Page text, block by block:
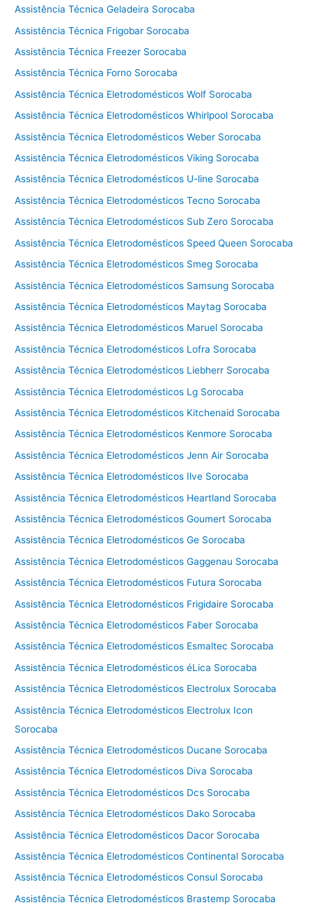
Assistência Técnica Geladeira Sorocaba
Assistência Técnica Frigobar Sorocaba
Assistência Técnica Freezer Sorocaba
Assistência Técnica Forno Sorocaba
Assistência Técnica Eletrodomésticos Wolf Sorocaba
Assistência Técnica Eletrodomésticos Whirlpool Sorocaba
Assistência Técnica Eletrodomésticos Weber Sorocaba
Assistência Técnica Eletrodomésticos Viking Sorocaba
Assistência Técnica Eletrodomésticos U-line Sorocaba
Assistência Técnica Eletrodomésticos Tecno Sorocaba
Assistência Técnica Eletrodomésticos Sub Zero Sorocaba
Assistência Técnica Eletrodomésticos Speed Queen Sorocaba
Assistência Técnica Eletrodomésticos Smeg Sorocaba
Assistência Técnica Eletrodomésticos Samsung Sorocaba
Assistência Técnica Eletrodomésticos Maytag Sorocaba
Assistência Técnica Eletrodomésticos Maruel Sorocaba
Assistência Técnica Eletrodomésticos Lofra Sorocaba
Assistência Técnica Eletrodomésticos Liebherr Sorocaba
Assistência Técnica Eletrodomésticos Lg Sorocaba
Assistência Técnica Eletrodomésticos Kitchenaid Sorocaba
Assistência Técnica Eletrodomésticos Kenmore Sorocaba
Assistência Técnica Eletrodomésticos Jenn Air Sorocaba
Assistência Técnica Eletrodomésticos Ilve Sorocaba
Assistência Técnica Eletrodomésticos Heartland Sorocaba
Assistência Técnica Eletrodomésticos Goumert Sorocaba
Assistência Técnica Eletrodomésticos Ge Sorocaba
Assistência Técnica Eletrodomésticos Gaggenau Sorocaba
Assistência Técnica Eletrodomésticos Futura Sorocaba
Assistência Técnica Eletrodomésticos Frigidaire Sorocaba
Assistência Técnica Eletrodomésticos Faber Sorocaba
Assistência Técnica Eletrodomésticos Esmaltec Sorocaba
Assistência Técnica Eletrodomésticos éLica Sorocaba
Assistência Técnica Eletrodomésticos Electrolux Sorocaba
Assistência Técnica Eletrodomésticos Electrolux Icon
Sorocaba
Assistência Técnica Eletrodomésticos Ducane Sorocaba
Assistência Técnica Eletrodomésticos Diva Sorocaba
Assistência Técnica Eletrodomésticos Dcs Sorocaba
Assistência Técnica Eletrodomésticos Dako Sorocaba
Assistência Técnica Eletrodomésticos Dacor Sorocaba
Assistência Técnica Eletrodomésticos Continental Sorocaba
Assistência Técnica Eletrodomésticos Consul Sorocaba
Assistência Técnica Eletrodomésticos Brastemp Sorocaba